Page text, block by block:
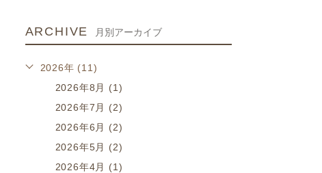
ARCHIVE 月別アーカイブ
2026年 (11)
2026年8月 (1)
2026年7月 (2)
2026年6月 (2)
2026年5月 (2)
2026年4月 (1)